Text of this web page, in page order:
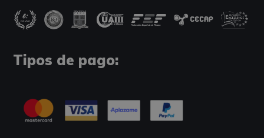
Tipos de pago: